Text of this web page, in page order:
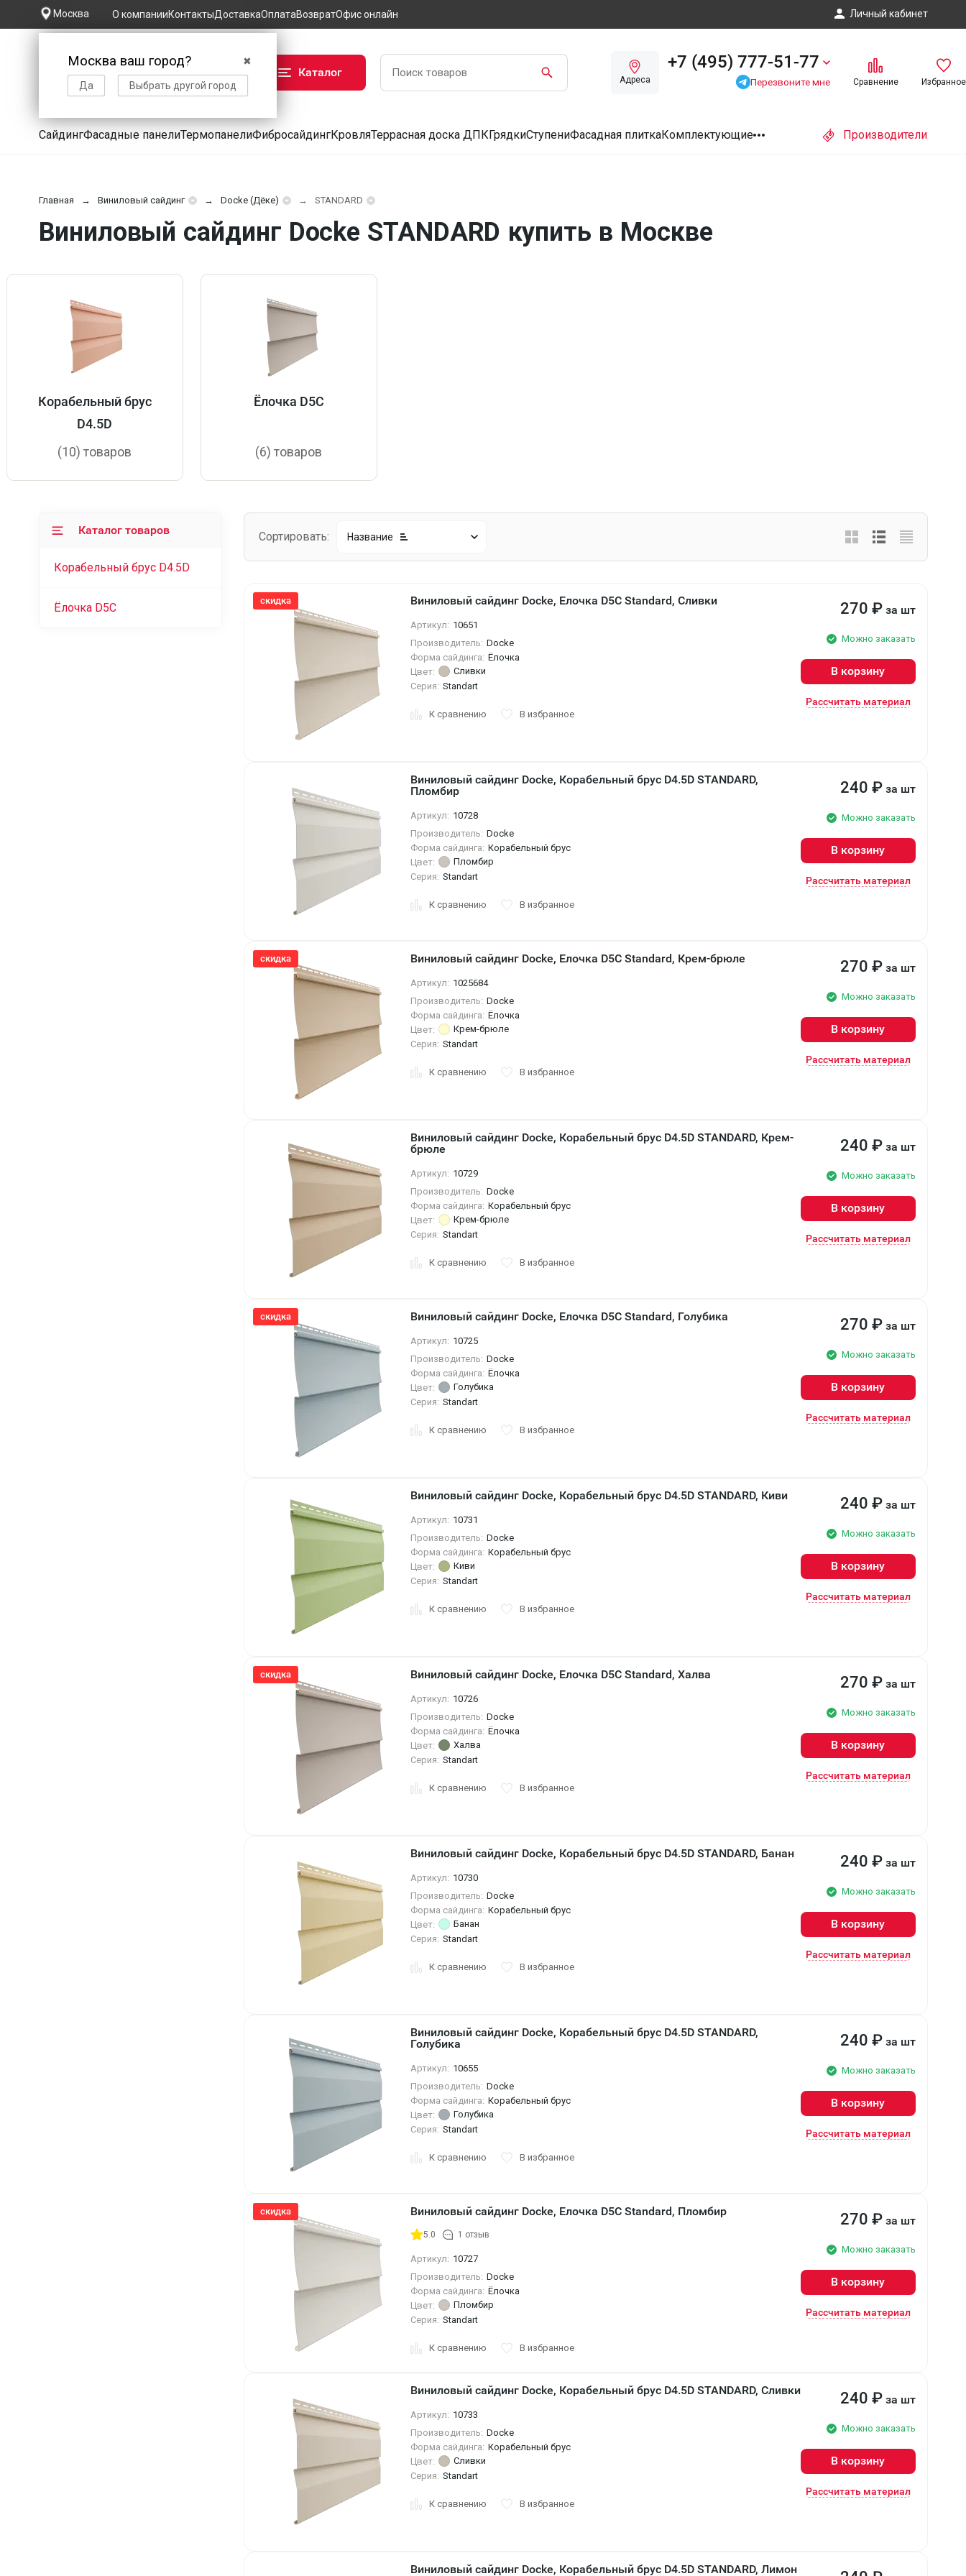
Москва
✖
Москва ваш город?
Да Выбрать другой город
О компанииКонтактыДоставкаОплатаВозвратОфис онлайн Личный кабинет
Каталог
Адреса
+7 (495) 777-51-77
Перезвоните мне Сравнение Избранное
СайдингФасадные панелиТермопанелиФибросайдингКровляТеррасная доска ДПКГрядкиСтупениФасадная плиткаКомплектующие Производители
Главная Виниловый сайдинг Docke (Дёке) STANDARD
Виниловый сайдинг Docke STANDARD купить в Москве
Корабельный брус
D4.5D
(10) товаров
Ёлочка D5C
(6) товаров
Сортировать: Название
скидка Виниловый сайдинг Docke, Елочка D5C Standard, Сливки
Артикул: 10651
Производитель: Docke
Форма сайдинга: Ёлочка
Цвет:
Сливки
Серия: Standart
К сравнению В избранное
270 ₽ за шт
Можно заказать
В корзину
Рассчитать материал
Виниловый сайдинг Docke, Корабельный брус D4.5D STANDARD,
Пломбир
Артикул: 10728
Производитель: Docke
Форма сайдинга: Корабельный брус
Цвет:
Пломбир
Серия: Standart
К сравнению В избранное
240 ₽ за шт
Можно заказать
В корзину
Рассчитать материал
скидка Виниловый сайдинг Docke, Елочка D5C Standard, Крем-брюле
Артикул: 1025684
Производитель: Docke
Форма сайдинга: Ёлочка
Цвет:
Крем-брюле
Серия: Standart
К сравнению В избранное
270 ₽ за шт
Можно заказать
В корзину
Рассчитать материал
Виниловый сайдинг Docke, Корабельный брус D4.5D STANDARD, Крем-
брюле
Артикул: 10729
Производитель: Docke
Форма сайдинга: Корабельный брус
Цвет:
Крем-брюле
Серия: Standart
К сравнению В избранное
240 ₽ за шт
Можно заказать
В корзину
Рассчитать материал
скидка Виниловый сайдинг Docke, Елочка D5C Standard, Голубика
Артикул: 10725
Производитель: Docke
Форма сайдинга: Ёлочка
Цвет:
Голубика
Серия: Standart
К сравнению В избранное
270 ₽ за шт
Можно заказать
В корзину
Рассчитать материал
Виниловый сайдинг Docke, Корабельный брус D4.5D STANDARD, Киви
Артикул: 10731
Производитель: Docke
Форма сайдинга: Корабельный брус
Цвет:
Киви
Серия: Standart
К сравнению В избранное
240 ₽ за шт
Можно заказать
В корзину
Рассчитать материал
скидка Виниловый сайдинг Docke, Елочка D5C Standard, Халва
Артикул: 10726
Производитель: Docke
Форма сайдинга: Ёлочка
Цвет:
Халва
Серия: Standart
К сравнению В избранное
270 ₽ за шт
Можно заказать
В корзину
Рассчитать материал
Виниловый сайдинг Docke, Корабельный брус D4.5D STANDARD, Банан
Артикул: 10730
Производитель: Docke
Форма сайдинга: Корабельный брус
Цвет:
Банан
Серия: Standart
К сравнению В избранное
240 ₽ за шт
Можно заказать
В корзину
Рассчитать материал
Виниловый сайдинг Docke, Корабельный брус D4.5D STANDARD,
Голубика
Артикул: 10655
Производитель: Docke
Форма сайдинга: Корабельный брус
Цвет:
Голубика
Серия: Standart
К сравнению В избранное
240 ₽ за шт
Можно заказать
В корзину
Рассчитать материал
скидка Виниловый сайдинг Docke, Елочка D5C Standard, Пломбир
5.0 1 отзыв
Артикул: 10727
Производитель: Docke
Форма сайдинга: Ёлочка
Цвет:
Пломбир
Серия: Standart
К сравнению В избранное
270 ₽ за шт
Можно заказать
В корзину
Рассчитать материал
Виниловый сайдинг Docke, Корабельный брус D4.5D STANDARD, Сливки
Артикул: 10733
Производитель: Docke
Форма сайдинга: Корабельный брус
Цвет:
Сливки
Серия: Standart
К сравнению В избранное
240 ₽ за шт
Можно заказать
В корзину
Рассчитать материал
Виниловый сайдинг Docke, Корабельный брус D4.5D STANDARD, Лимон
Каталог товаров
Корабельный брус D4.5D
Ёлочка D5C